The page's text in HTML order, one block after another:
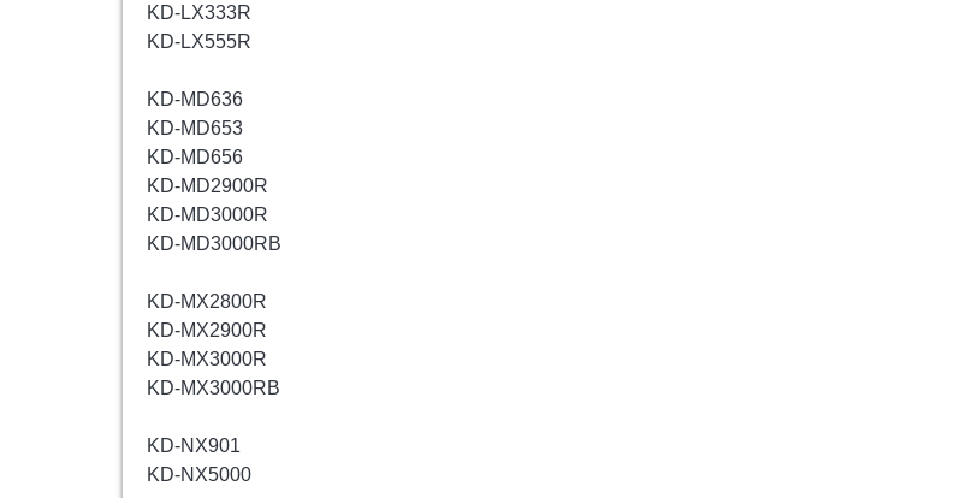
KD-LX333R
KD-LX555R
KD-MD636
KD-MD653
KD-MD656
KD-MD2900R
KD-MD3000R
KD-MD3000RB
KD-MX2800R
KD-MX2900R
KD-MX3000R
KD-MX3000RB
KD-NX901
KD-NX5000